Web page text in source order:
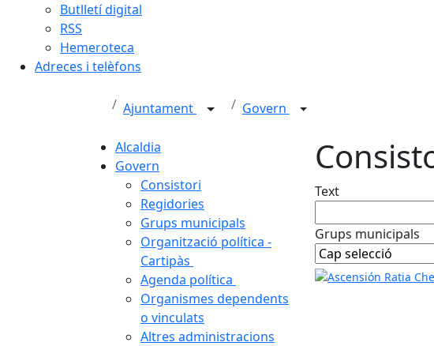
Butlletí digital
RSS
Hemeroteca
Adreces i telèfons
Ajuntament Govern
Alcaldia
Govern
Consistori
Regidories
Grups municipals
Organització política -
Cartipàs
Agenda política
Organismes dependents
o vinculats
Altres administracions
Text
Grups municipals